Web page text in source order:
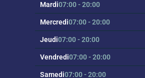
Mardi07:00 - 20:00
Mercredi07:00 - 20:00
Jeudi07:00 - 20:00
Vendredi07:00 - 20:00
Samedi07:00 - 20:00